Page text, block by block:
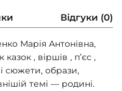
Відгуки (0)
Марія Антонівна,
, віршів , п’єс ,
сюжети, образи,
темі — родині.